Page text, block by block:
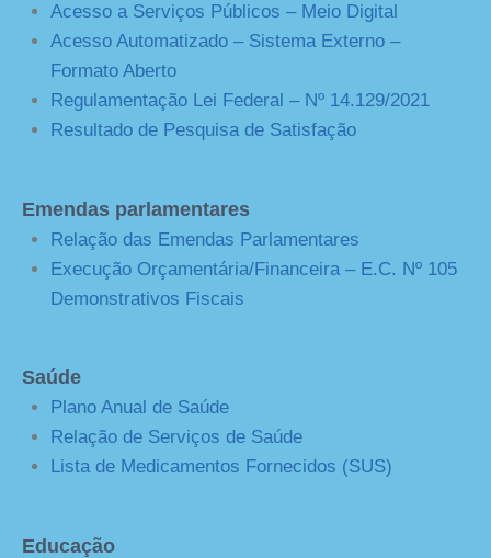
Acesso a Serviços Públicos – Meio Digital
Acesso Automatizado – Sistema Externo –
Formato Aberto
Regulamentação Lei Federal – Nº 14.129/2021
Resultado de Pesquisa de Satisfação
Emendas parlamentares
Relação das Emendas Parlamentares
Execução Orçamentária/Financeira – E.C. Nº 105
Demonstrativos Fiscais
Saúde
Plano Anual de Saúde
Relação de Serviços de Saúde
Lista de Medicamentos Fornecidos (SUS)
Educação